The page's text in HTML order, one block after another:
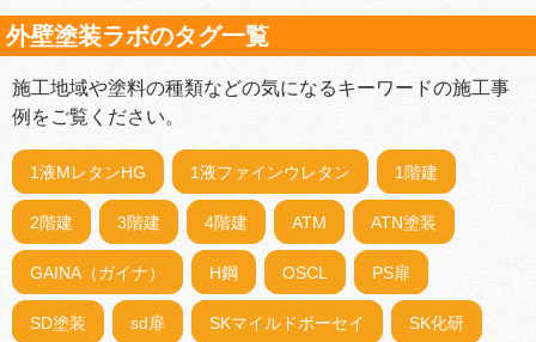
外壁塗装ラボのタグ一覧
施工地域や塗料の種類などの気になるキーワードの施工事
例をご覧ください。
1液MレタンHG 1液ファインウレタン 1階建
2階建 3階建 4階建 ATM ATN塗装
GAINA（ガイナ） H鋼 OSCL PS扉
SD塗装 sd扉 SKマイルドボーセイ SK化研